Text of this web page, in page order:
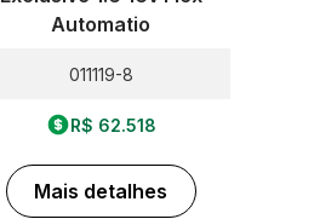
Automatio
011119-8
R$ 62.518
Mais detalhes